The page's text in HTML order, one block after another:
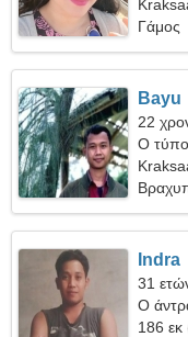
Γάμος
Bayu
22
Ο
Indra
31
Ο
186 εκ